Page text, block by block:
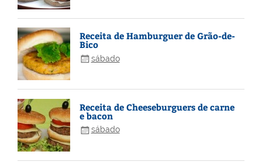
Receita de Hamburguer de Grão-de-
Bico
sábado
Receita de Cheeseburguers de carne
e bacon
sábado